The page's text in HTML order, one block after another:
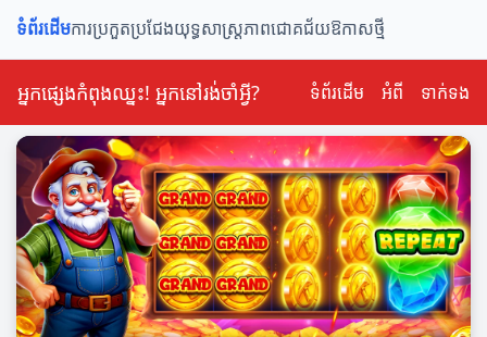
ទំព័រដើមការប្រកួតប្រជែងយុទ្ធសាស្ត្រភាពជោគជ័យឱកាសថ្មី
អ្នកផ្សេងកំពុងឈ្នះ! អ្នកនៅរង់ចាំអ្វី? ទំព័រដើម អំពី ទាក់ទង